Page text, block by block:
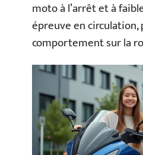
moto à l’arrêt et à
épreuve en
comportement sur la